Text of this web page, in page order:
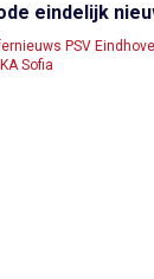
eindelijk
PSV
Sofia